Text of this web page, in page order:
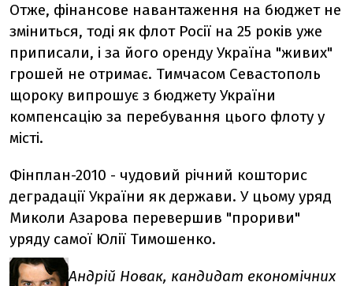
Отже, фінансове навантаження на бюджет не
зміниться, тоді як флот Росії на 25 років уже
приписали, і за його оренду Україна "живих"
грошей не отримає. Тимчасом Севастополь
щороку випрошує з бюджету України
компенсацію за перебування цього флоту у
місті.
Фінплан-2010 - чудовий річний кошторис
деградації України як держави. У цьому уряд
Миколи Азарова перевершив "прориви"
уряду самої Юлії Тимошенко.
Андрій Новак, кандидат економічних